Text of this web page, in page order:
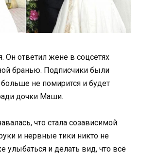
Он ответил жене в соцсетях
бранью. Подписчики были
не помирится и будет
дочки Маши.
что стала созависимой.
и нервные тики никто не
улыбаться и делать вид, что всё